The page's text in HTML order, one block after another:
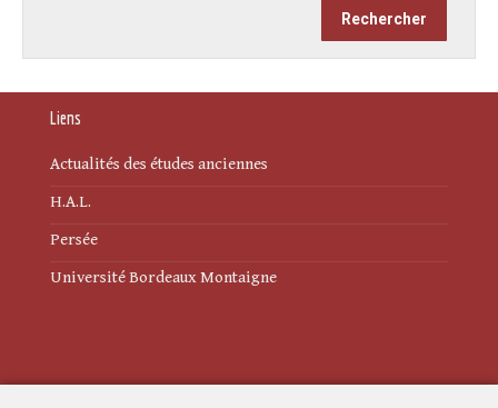
Liens
Actualités des études anciennes
H.A.L.
Persée
Université Bordeaux Montaigne